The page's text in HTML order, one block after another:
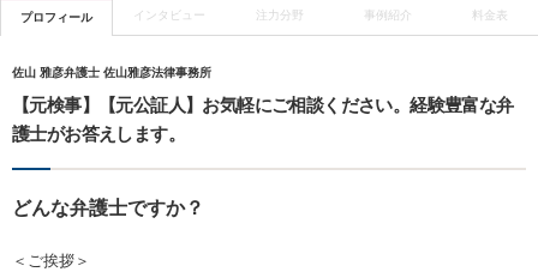
プロフィール インタビュー 注力分野 事例紹介 料金表
佐山 雅彦弁護士 佐山雅彦法律事務所
【元検事】【元公証人】お気軽にご相談ください。経験豊富な弁
護士がお答えします。
どんな弁護士ですか？
＜ご挨拶＞